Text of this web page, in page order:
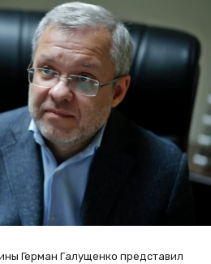
Герман Галущенко представил